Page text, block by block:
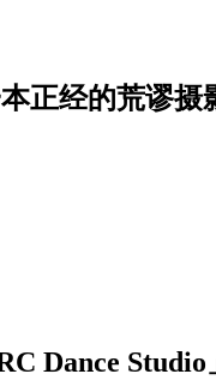
正经的荒谬摄
Dance Studio